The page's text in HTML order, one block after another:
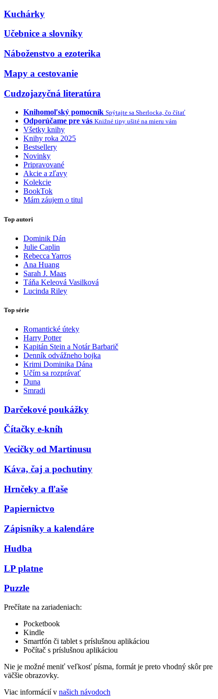
Kuchárky
Učebnice a slovníky
Náboženstvo a ezoterika
Mapy a cestovanie
Cudzojazyčná literatúra
Knihomoľský pomocník Spýtajte sa Sherlocka, čo čítať
Odporúčame pre vás Knižné tipy ušité na mieru vám
Všetky knihy
Knihy roka 2025
Bestsellery
Novinky
Pripravované
Akcie a zľavy
Kolekcie
BookTok
Mám záujem o titul
Top autori
Dominik Dán
Julie Caplin
Rebecca Yarros
Ana Huang
Sarah J. Maas
Táňa Keleová Vasilková
Lucinda Riley
Top série
Romantické úteky
Harry Potter
Kapitán Stein a Notár Barbarič
Denník odvážneho bojka
Krimi Dominika Dána
Učím sa rozprávať
Duna
Smradi
Darčekové poukážky
Čítačky e-kníh
Vecičky od Martinusu
Káva, čaj a pochutiny
Hrnčeky a fľaše
Papiernictvo
Zápisníky a kalendáre
Hudba
LP platne
Puzzle
Prečítate na zariadeniach:
Pocketbook
Kindle
Smartfón či tablet s príslušnou aplikáciou
Počítač s príslušnou aplikáciou
Nie je možné meniť veľkosť písma, formát je preto vhodný skôr pre
väčšie obrazovky.
Viac informácií v našich návodoch